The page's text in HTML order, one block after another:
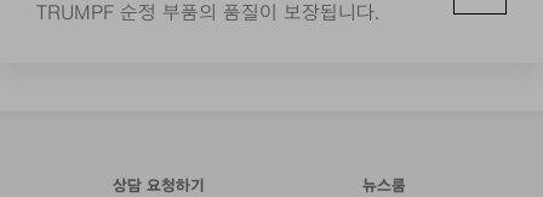
TRUMPF 순정 부품의 품질이 보장됩니다.
상담 요청하기 뉴스룸